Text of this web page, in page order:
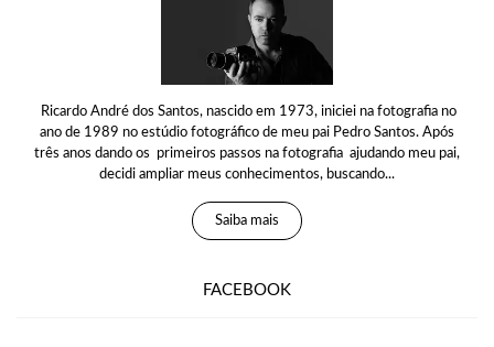
Ricardo André dos Santos, nascido em 1973, iniciei na fotografia no
ano de 1989 no estúdio fotográfico de meu pai Pedro Santos. Após
três anos dando os primeiros passos na fotografia ajudando meu pai,
decidi ampliar meus conhecimentos, buscando...
Saiba mais
FACEBOOK